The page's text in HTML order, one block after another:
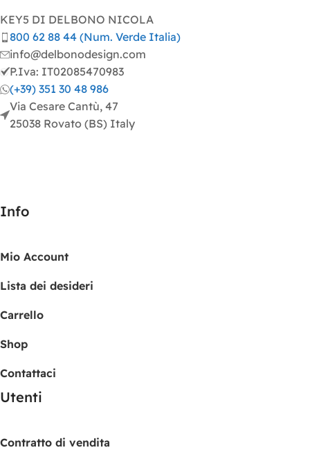
KEY5 DI DELBONO NICOLA
800 62 88 44 (Num. Verde Italia)
info@delbonodesign.com
P.Iva: IT02085470983
(+39) 351 30 48 986
Via Cesare Cantù, 47
25038 Rovato (BS) Italy
Info
Mio Account
Lista dei desideri
Carrello
Shop
Contattaci
Utenti
Contratto di vendita